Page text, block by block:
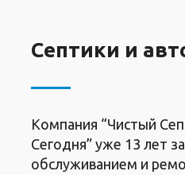
Септики и
Компания “Чистый
Сегодня” уже 13 лет
обслуживанием и